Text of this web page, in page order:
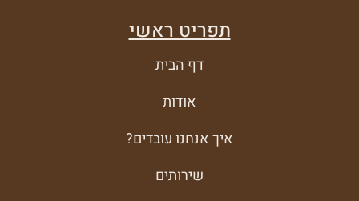
תפריט ראשי
דף הבית
אודות
איך אנחנו עובדים?
שירותים